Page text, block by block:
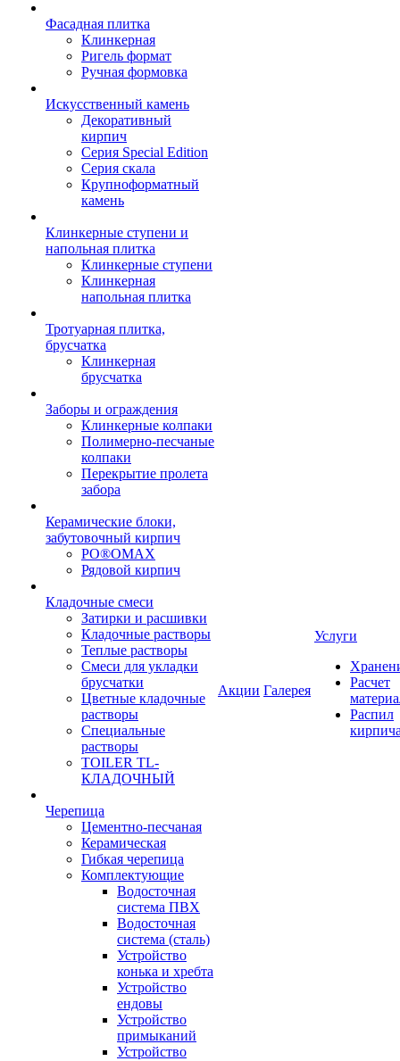
Фасадная плитка
Клинкерная
Ригель формат
Ручная формовка
Искусственный камень
Декоративный
кирпич
Серия Special Edition
Серия скала
Крупноформатный
камень
Клинкерные ступени и
напольная плитка
Клинкерные ступени
Клинкерная
напольная плитка
Тротуарная плитка,
брусчатка
Клинкерная
брусчатка
Заборы и ограждения
Клинкерные колпаки
Полимерно-песчаные
колпаки
Перекрытие пролета
забора
Керамические блоки,
забутовочный кирпич
PO®OMAX
Рядовой кирпич
Кладочные смеси
Затирки и расшивки
Кладочные растворы
Теплые растворы
Смеси для укладки
брусчатки
Цветные кладочные
растворы
Специальные
растворы
TOILER TL-
КЛАДОЧНЫЙ
Черепица
Цементно-песчаная
Керамическая
Гибкая черепица
Комплектующие
Водосточная
система ПВХ
Водосточная
система (сталь)
Устройство
конька и хребта
Устройство
ендовы
Устройство
примыканий
Устройство
Акции Галерея
Услуги
Расчет
Распил